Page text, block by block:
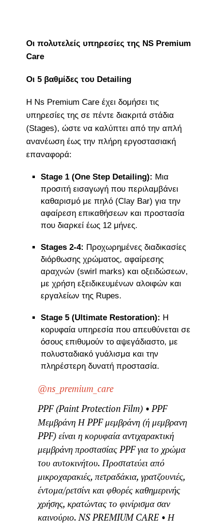
Οι πολυτελείς υπηρεσίες της NS Premium
Care
Οι 5 βαθμίδες του Detailing
Η Ns Premium Care έχει δομήσει τις
υπηρεσίες της σε πέντε διακριτά στάδια
(Stages), ώστε να καλύπτει από την απλή
ανανέωση έως την πλήρη εργοστασιακή
επαναφορά:
Stage 1 (One Step Detailing): Μια
προσιτή εισαγωγή που περιλαμβάνει
καθαρισμό με πηλό (Clay Bar) για την
αφαίρεση επικαθήσεων και προστασία
που διαρκεί έως 12 μήνες.
Stages 2-4: Προχωρημένες διαδικασίες
διόρθωσης χρώματος, αφαίρεσης
αραχνών (swirl marks) και οξειδώσεων,
με χρήση εξειδικευμένων αλοιφών και
εργαλείων της Rupes.
Stage 5 (Ultimate Restoration): Η
κορυφαία υπηρεσία που απευθύνεται σε
όσους επιθυμούν το αψεγάδιαστο, με
πολυσταδιακό γυάλισμα και την
πληρέστερη δυνατή προστασία.
@ns_premium_care
PPF (Paint Protection Film) • PPF
Μεμβράνη Η PPF μεμβράνη (ή μεμβρανη
PPF) είναι η κορυφαία αντιχαρακτική
μεμβράνη προστασίας PPF για το χρώμα
του αυτοκινήτου. Προστατεύει από
μικροχαρακιές, πετραδάκια, γρατζουνιές,
έντομα/ρετσίνι και φθορές καθημερινής
χρήσης, κρατώντας το φινίρισμα σαν
καινούριο. NS PREMIUM CARE • Η